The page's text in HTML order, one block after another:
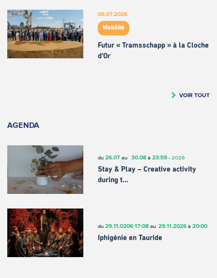
06.07.2026
Mobilité
Futur « Tramsschapp » à la Cloche
d’Or
VOIR TOUT
AGENDA
du 26.07au 30.08à 23:59- 2026
Stay & Play – Creative activity
during t…
du 29.11.0206 17:08au 29.11.2026à 20:00
Iphigénie en Tauride